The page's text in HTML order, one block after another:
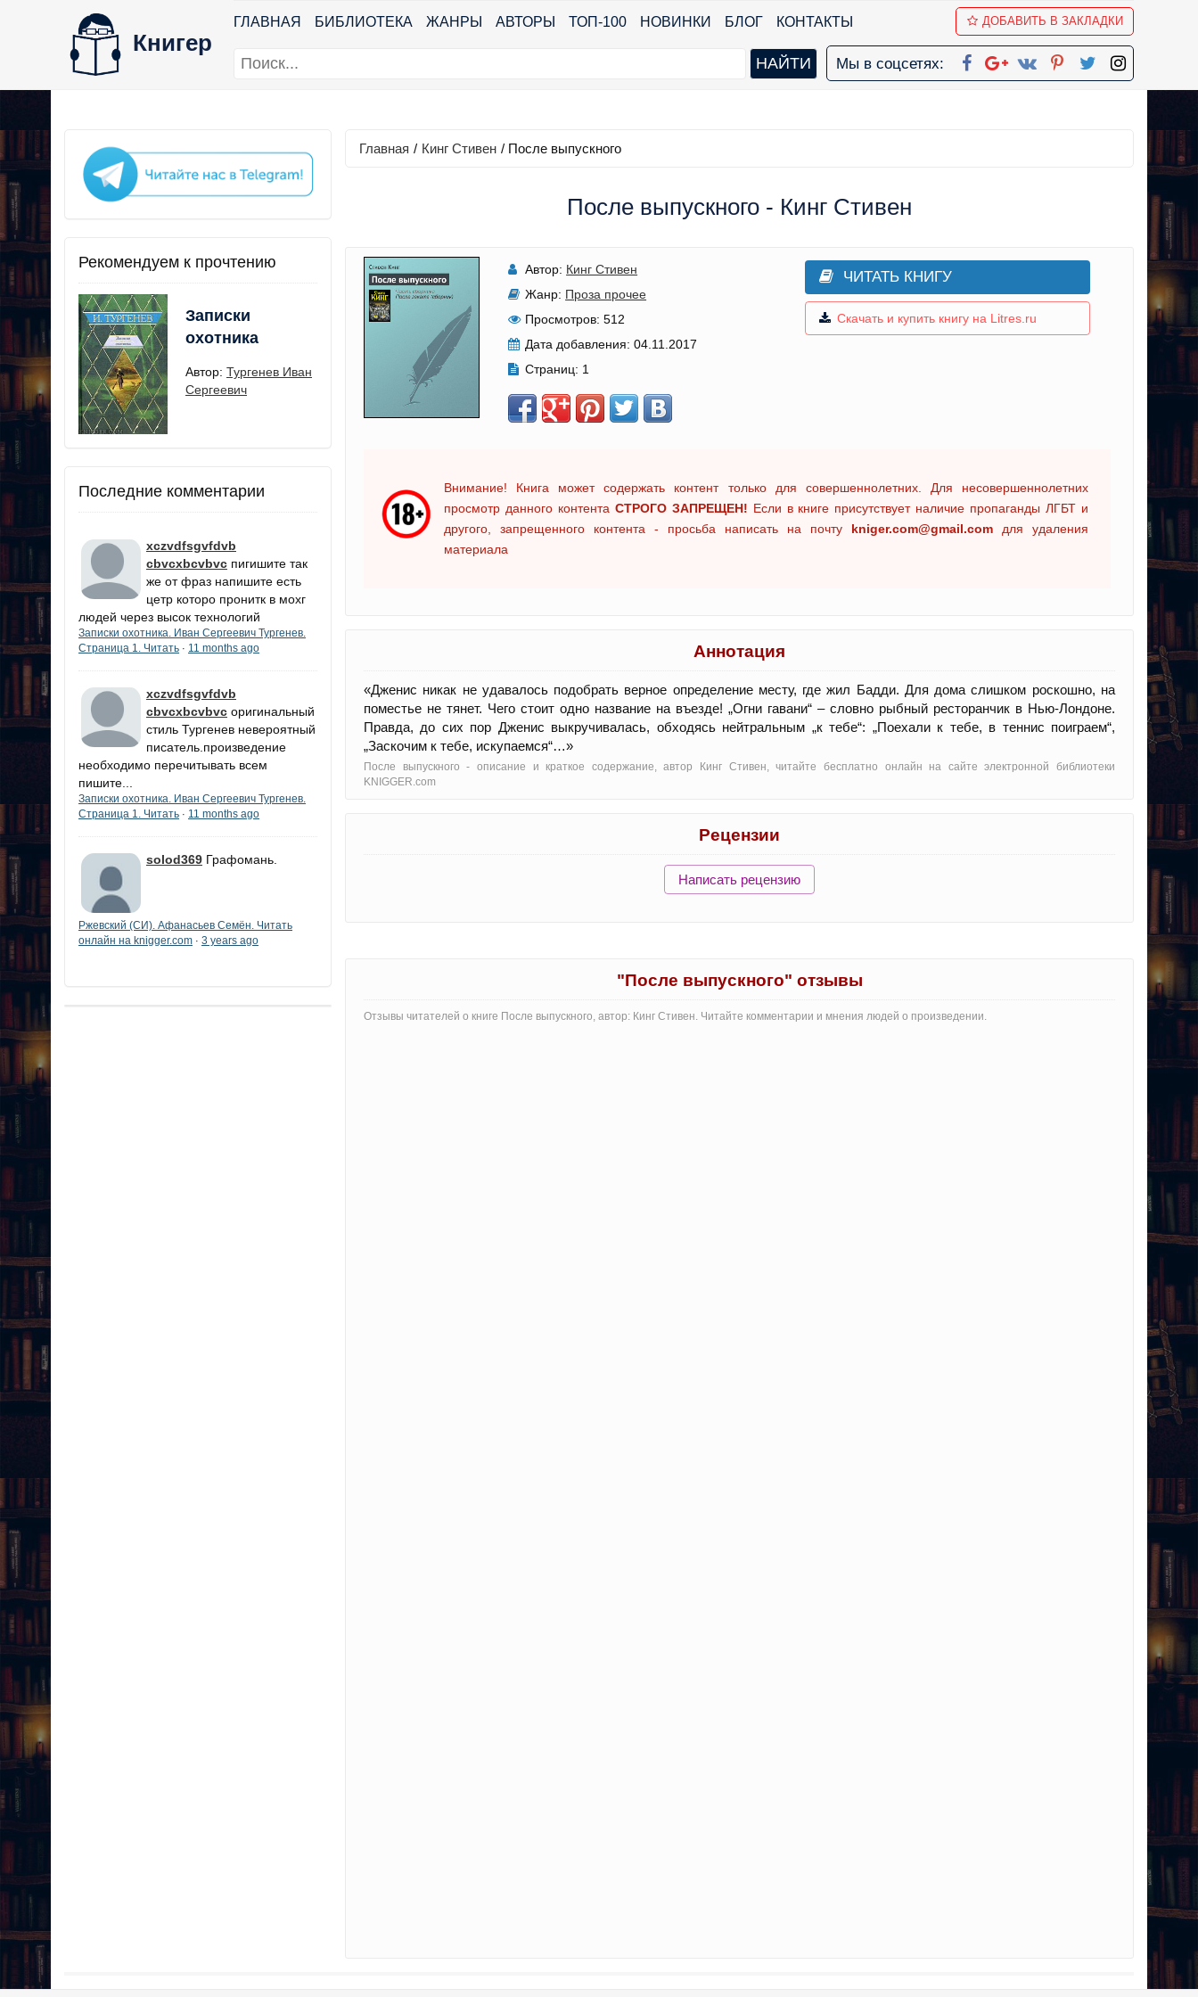
Книгер
ГЛАВНАЯ БИБЛИОТЕКА ЖАНРЫ АВТОРЫ ТОП-100 НОВИНКИ БЛОГ КОНТАКТЫ ДОБАВИТЬ В ЗАКЛАДКИ
Мы в соцсетях:
Рекомендуем к прочтению
Записки
охотника
Автор: Тургенев Иван
Сергеевич
Последние комментарии
xczvdfsgvfdvb
cbvcxbcvbvc пигишите так
же от фраз напишите есть
цетр которо пронитк в мохг
людей через высок технологий
Записки охотника. Иван Сергеевич Тургенев.
Страница 1. Читать · 11 months ago
xczvdfsgvfdvb
cbvcxbcvbvc оригинальный
стиль Тургенев невероятный
писатель.произведение
необходимо перечитывать всем
пишите...
Записки охотника. Иван Сергеевич Тургенев.
Страница 1. Читать · 11 months ago
solod369 Графомань.
Ржевский (СИ). Афанасьев Семён. Читать
онлайн на knigger.com · 3 years ago
Главная / Кинг Стивен / После выпускного
После выпускного - Кинг Стивен
Автор: Кинг Стивен
Жанр: Проза прочее
Просмотров: 512
Дата добавления: 04.11.2017
Страниц: 1
ЧИТАТЬ КНИГУ
Скачать и купить книгу на Litres.ru
Внимание! Книга может содержать контент только для совершеннолетних. Для несовершеннолетних
просмотр данного контента СТРОГО ЗАПРЕЩЕН! Если в книге присутствует наличие пропаганды ЛГБТ и
другого, запрещенного контента - просьба написать на почту kniger.com@gmail.com для удаления
материала
Аннотация
«Дженис никак не удавалось подобрать верное определение месту, где жил Бадди. Для дома слишком роскошно, на
поместье не тянет. Чего стоит одно название на въезде! „Огни гавани“ – словно рыбный ресторанчик в Нью-Лондоне.
Правда, до сих пор Дженис выкручивалась, обходясь нейтральным „к тебе“: „Поехали к тебе, в теннис поиграем“,
„Заскочим к тебе, искупаемся“…»
После выпускного - oписание и краткое содержание, автор Кинг Стивен, читайте бесплатно онлайн на сайте электронной библиотеки
KNIGGER.com
Рецензии
Написать рецензию
"После выпускного" отзывы
Отзывы читателей о книге После выпускного, автор: Кинг Стивен. Читайте комментарии и мнения людей о произведении.